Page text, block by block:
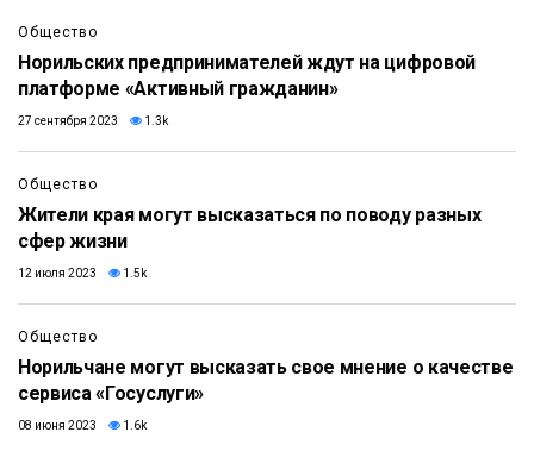
Общество
Норильских предпринимателей ждут на цифровой
платформе «Активный гражданин»
27 сентября 2023 1.3k
Общество
Жители края могут высказаться по поводу разных
сфер жизни
12 июля 2023 1.5k
Общество
Норильчане могут высказать свое мнение о качестве
сервиса «Госуслуги»
08 июня 2023 1.6k